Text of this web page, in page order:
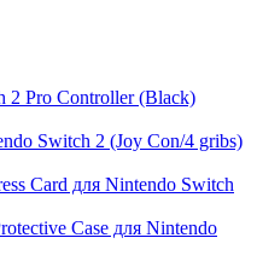
2 Pro Controller (Black)
Switch 2 (Joy Con/4 gribs)
Card для Nintendo Switch
Case для Nintendo